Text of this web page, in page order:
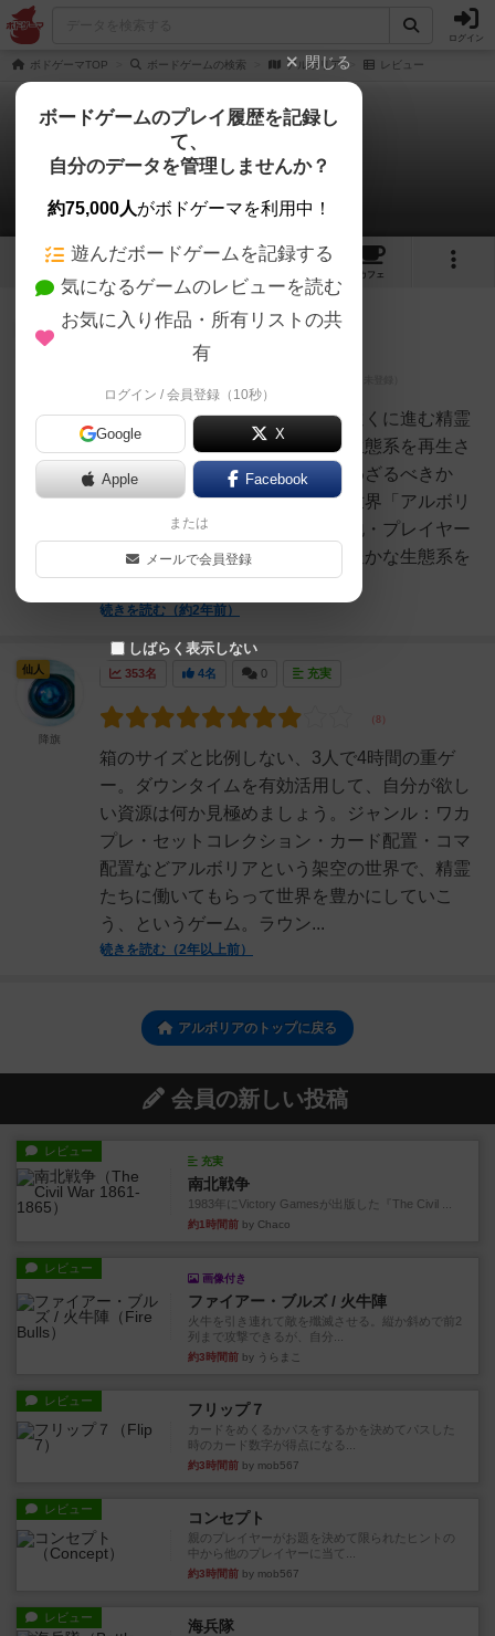
ログイン
ボドゲーマTOP ボードゲームの検索 アルボリア レビュー
アルボリア
2件のレビュー
1 2
カフェ
300名
大災害後の世界。時間とともに遠くに進む精霊
たちを活用して、絶滅に瀕した生態系を再生さ
せよう！さあ、買うべきか、買わざるべきか
っ？＜テーマ＞・年代：架空の世界「アルボリ
ア」・場所：生命が残された各地・プレイヤー
の立場：精霊の村の頭・目的：豊かな生態系を
再生すること。・行うこと...
続きを読む（約2年前）
@matz_jon
353名 4名 0 充実
箱のサイズと比例しない、3人で4時間の重ゲ
ー。ダウンタイムを有効活用して、自分が欲し
い資源は何か見極めましょう。ジャンル：ワカ
プレ・セットコレクション・カード配置・コマ
配置などアルボリアという架空の世界で、精霊
たちに働いてもらって世界を豊かにしていこ
う、というゲーム。ラウン...
続きを読む（2年以上前）
仙人
降旗
アルボリアのトップに戻る
会員の新しい投稿
レビュー
充実
南北戦争
1983年にVictory Gamesが出版した『The Civil ...
約1時間前 by Chaco
レビュー
画像付き
ファイアー・ブルズ / 火牛陣
火牛を引き連れて敵を殲滅させる。縦か斜めで前2
列まで攻撃できるが、自分...
約3時間前 by うらまこ
レビュー フリップ７
カードをめくるかパスをするかを決めてパスした
時のカード数字が得点になる...
約3時間前 by mob567
レビュー コンセプト
親のプレイヤーがお題を決めて限られたヒントの
中から他のプレイヤーに当て...
約3時間前 by mob567
レビュー 海兵隊
閉じる
ボードゲームのプレイ履歴を記録し
て、
自分のデータを管理しませんか？
約75,000人がボドゲーマを利用中！
遊んだボードゲームを記録する
気になるゲームのレビューを読む
お気に入り作品・所有リストの共
有
ログイン / 会員登録（10秒）
Google X
Apple Facebook
または
メールで会員登録
しばらく表示しない